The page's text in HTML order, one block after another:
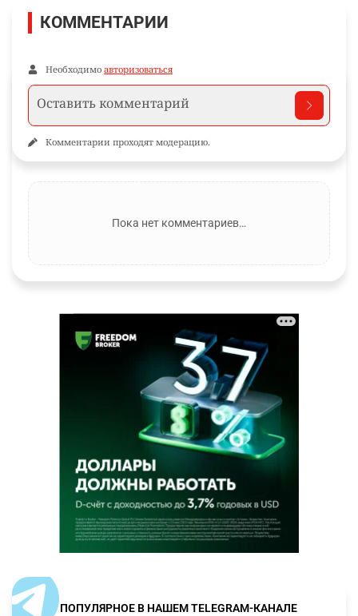
КОММЕНТАРИИ
Необходимо авторизоваться
Комментарии проходят модерацию.
Пока нет комментариев…
ПОПУЛЯРНОЕ В НАШЕМ TELEGRAM-КАНАЛЕ